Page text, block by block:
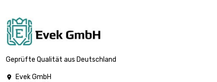
Geprüfte Qualität aus Deutschland

Evek GmbH